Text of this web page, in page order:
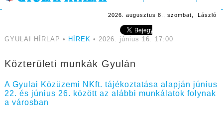
2026. augusztus 8., szombat, László
GYULAI HÍRLAP • HÍREK • 2026. június 16. 17:00
Közterületi munkák Gyulán
A Gyulai Közüzemi NKft. tájékoztatása alapján június
22. és június 26. között az alábbi munkálatok folynak
a városban